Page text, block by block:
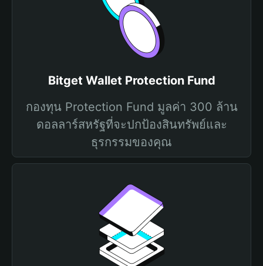
Bitget Wallet Protection Fund
กองทุน Protection Fund มูลค่า 300 ล้าน
ดอลลาร์สหรัฐที่จะปกป้องสินทรัพย์และ
ธุรกรรมของคุณ